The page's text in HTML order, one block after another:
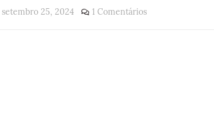
setembro 25, 2024 1 Comentários